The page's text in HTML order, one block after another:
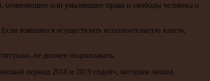
отменяющие или умаляющие права и свободы человека и
взявшиеся осуществлять исполнительную власть,
не должен подписывать.
период 2018 и 2019 годов», которым лишил